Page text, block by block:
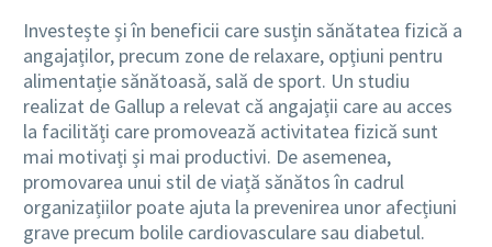
Investește și în beneficii care susțin sănătatea fizică a
angajaților, precum zone de relaxare, opțiuni pentru
alimentație sănătoasă, sală de sport. Un studiu
realizat de Gallup a relevat că angajații care au acces
la facilități care promovează activitatea fizică sunt
mai motivați și mai productivi. De asemenea,
promovarea unui stil de viață sănătos în cadrul
organizațiilor poate ajuta la prevenirea unor afecțiuni
grave precum bolile cardiovasculare sau diabetul.